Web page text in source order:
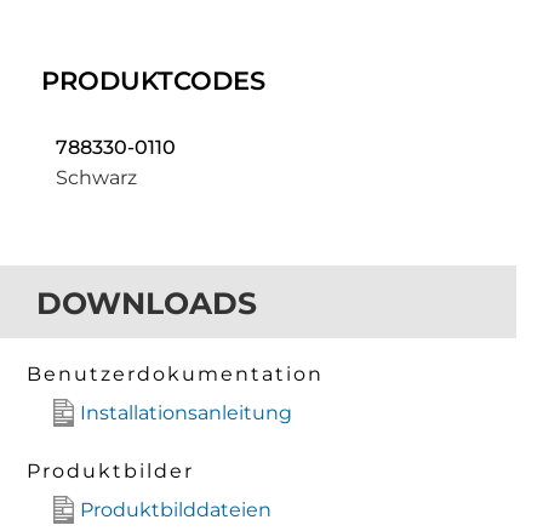
PRODUKTCODES
788330-0110
Schwarz
DOWNLOADS
Benutzerdokumentation
Installationsanleitung
Produktbilder
Produktbilddateien